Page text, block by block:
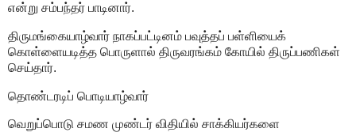
என்று சம்பந்தர் பாடினார்.
திருமங்கையாழ்வார் நாகப்பட்டினம் பவுத்தப் பள்ளியைக்
கொள்ளையடித்த பொருளால் திருவரங்கம் கோயில் திருப்பணிகள்
செய்தார்.
தொண்டரடிப் பொடியாழ்வார்
வெறுப்பொடு சமண முண்டர் விதியில் சாக்கியர்களை